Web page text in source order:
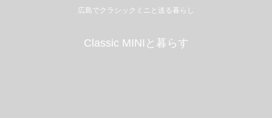
広島でクラシックミニと送る暮らし
Classic MINIと暮らす